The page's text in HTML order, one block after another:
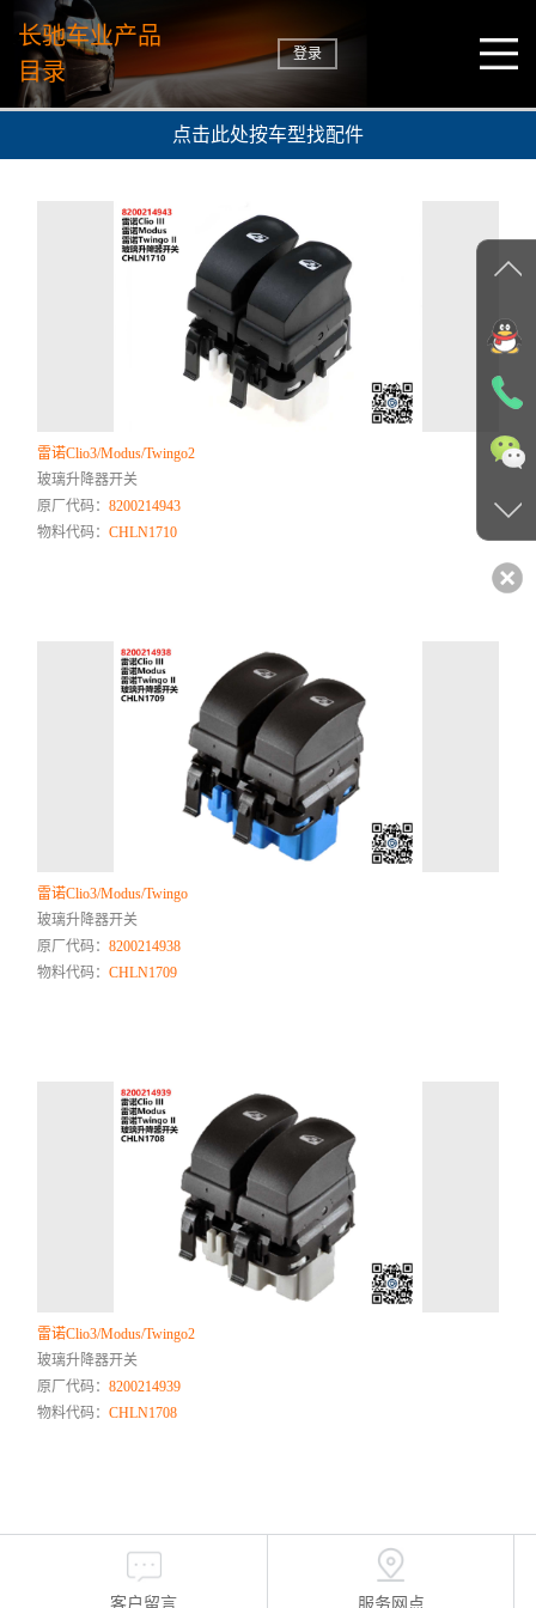
长驰车业产品
目录
登录
点击此处按车型找配件
雷诺Clio3/Modus/Twingo2
玻璃升降器开关
原厂代码：8200214943
物料代码：CHLN1710
雷诺Clio3/Modus/Twingo
玻璃升降器开关
原厂代码：8200214938
物料代码：CHLN1709
雷诺Clio3/Modus/Twingo2
玻璃升降器开关
原厂代码：8200214939
物料代码：CHLN1708
客户留言 服务网点